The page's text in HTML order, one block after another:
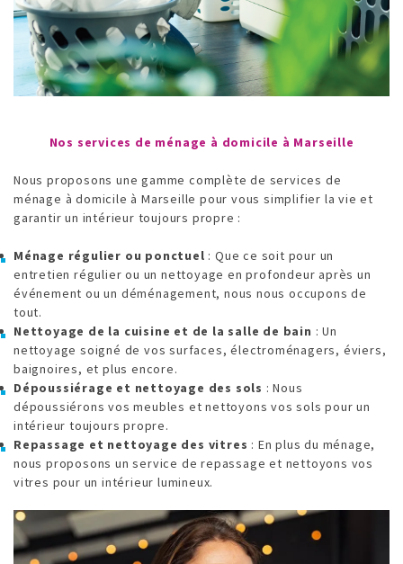
Nos services de ménage à domicile à Marseille
Nous proposons une gamme complète de services de
ménage à domicile à Marseille pour vous simplifier la vie et
garantir un intérieur toujours propre :
Ménage régulier ou ponctuel : Que ce soit pour un
entretien régulier ou un nettoyage en profondeur après un
événement ou un déménagement, nous nous occupons de
tout.
Nettoyage de la cuisine et de la salle de bain : Un
nettoyage soigné de vos surfaces, électroménagers, éviers,
baignoires, et plus encore.
Dépoussiérage et nettoyage des sols : Nous
dépoussiérons vos meubles et nettoyons vos sols pour un
intérieur toujours propre.
Repassage et nettoyage des vitres : En plus du ménage,
nous proposons un service de repassage et nettoyons vos
vitres pour un intérieur lumineux.